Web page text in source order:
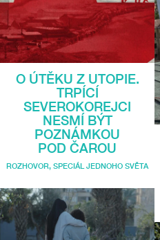
O ÚTĚKU Z UTOPIE.
TRPÍCÍ
SEVEROKOREJCI
NESMÍ BÝT
POZNÁMKOU
POD ČAROU
ROZHOVOR, SPECIÁL JEDNOHO SVĚTA